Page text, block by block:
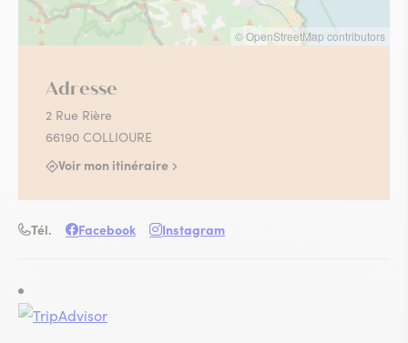
© OpenStreetMap contributors
Adresse
2 Rue Rière
66190 COLLIOURE
Voir mon itinéraire
Tél. Facebook Instagram